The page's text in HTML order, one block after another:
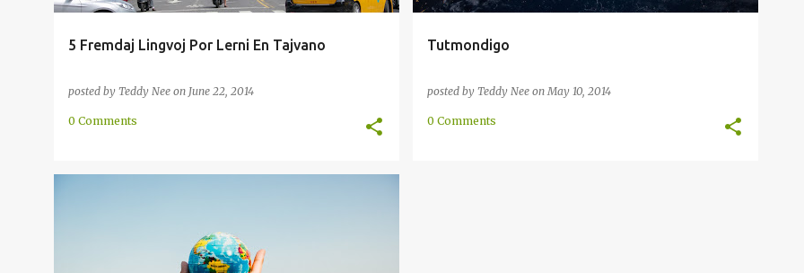
5 Fremdaj Lingvoj Por Lerni En Tajvano
posted by Teddy Nee on June 22, 2014
0 Comments
Tutmondigo
posted by Teddy Nee onMay 10, 2014
0 Comments